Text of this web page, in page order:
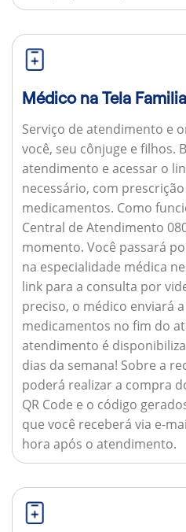
Médico na Tela
Serviço de atendimento e
você, seu cônjuge e filhos.
atendimento e acessar o
necessário, com
medicamentos. Como
Central de Atendimento
momento. Você passará
na especialidade médica
link para a consulta por
preciso, o médico enviará
medicamentos no fim do
atendimento é
dias da semana! Sobre a
poderá realizar a compra
QR Code e o código
que você receberá via e-
hora após o atendimento.